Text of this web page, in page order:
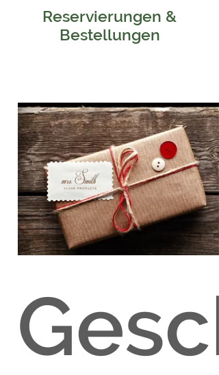
Reservierungen &
Bestellungen